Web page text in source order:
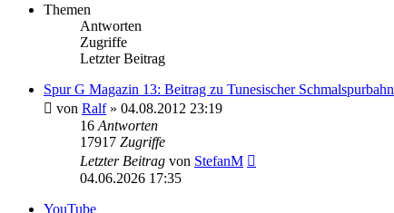
Themen
Antworten
Zugriffe
Letzter Beitrag
Spur G Magazin 13: Beitrag zu Tunesischer Schmalspurbahn
von Ralf» 04.08.2012 23:19
16 Antworten
17917 Zugriffe
Letzter Beitrag von StefanM
04.06.2026 17:35
YouTube